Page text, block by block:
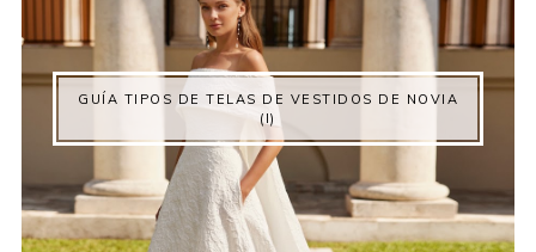
GUÍA TIPOS DE TELAS DE VESTIDOS DE NOVIA
(I)